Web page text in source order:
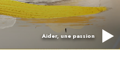
Aider, une passion